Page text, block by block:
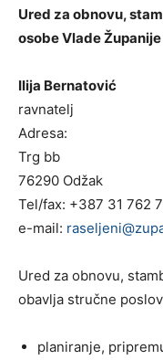
Ured za obnovu,
osobe Vlade
Ilija Bernatović
ravnatelj
Adresa:
Trg bb
76290 Odžak
Tel/fax: +387 31 762
e-mail:
Ured za obnovu,
obavlja stručne
planiranje,